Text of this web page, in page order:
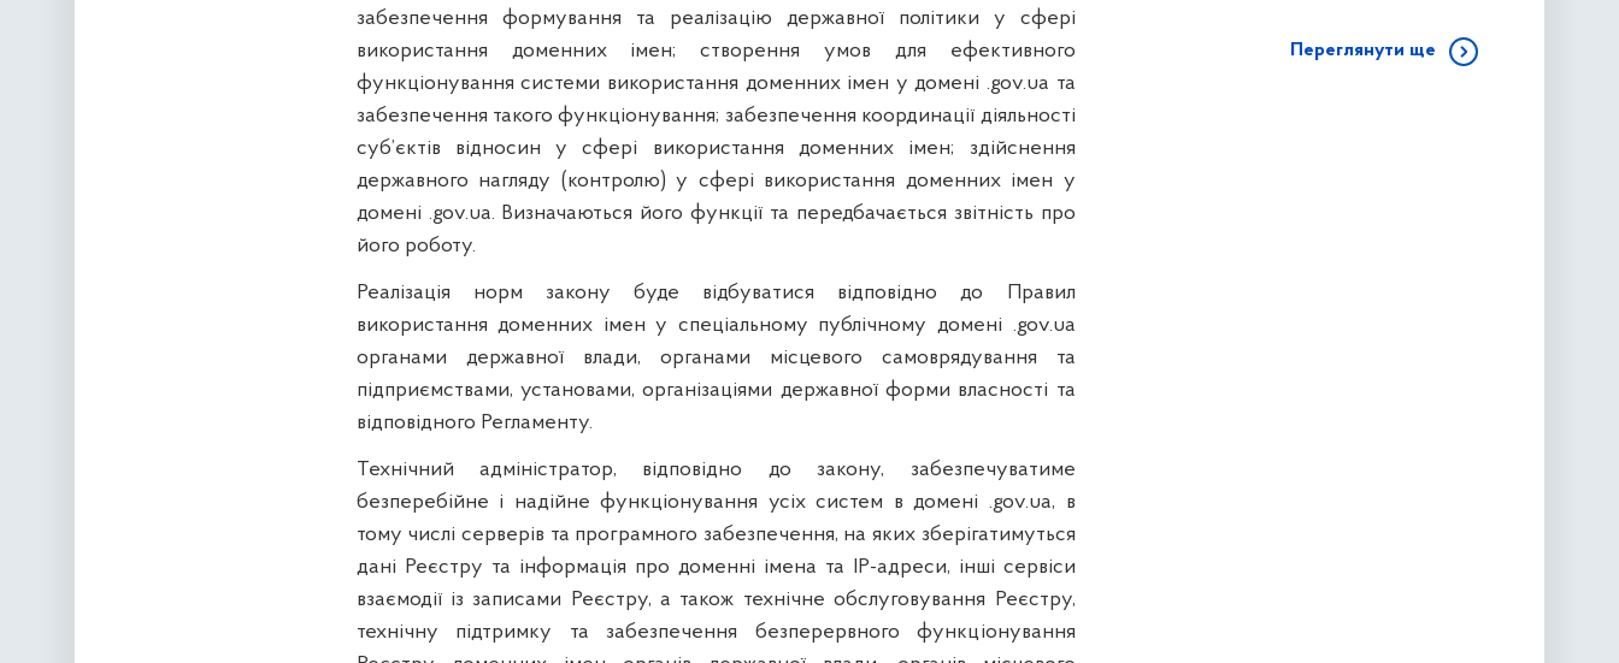
забезпечення формування та реалізацію державної політики у сфері
використання доменних імен; створення умов для ефективного
функціонування системи використання доменних імен у домені .gov.ua та
забезпечення такого функціонування; забезпечення координації діяльності
суб’єктів відносин у сфері використання доменних імен; здійснення
державного нагляду (контролю) у сфері використання доменних імен у
домені .gov.ua. Визначаються його функції та передбачається звітність про
його роботу.
Реалізація норм закону буде відбуватися відповідно до Правил
використання доменних імен у спеціальному публічному домені .gov.ua
органами державної влади, органами місцевого самоврядування та
підприємствами, установами, організаціями державної форми власності та
відповідного Регламенту.
Технічний адміністратор, відповідно до закону, забезпечуватиме
безперебійне і надійне функціонування усіх систем в домені .gov.ua, в
тому числі серверів та програмного забезпечення, на яких зберігатимуться
дані Реєстру та інформація про доменні імена та IP-адреси, інші сервіси
взаємодії із записами Реєстру, а також технічне обслуговування Реєстру,
технічну підтримку та забезпечення безперервного функціонування
Переглянути ще